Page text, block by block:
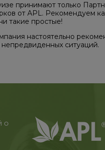
принимают только
от APL. Рекомендуем
такие простые!
настоятельно
ситуаций.
о